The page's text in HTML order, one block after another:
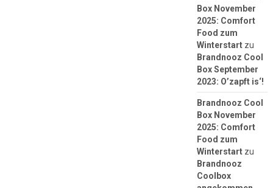
Box November
2025: Comfort
Food zum
Winterstartzu
Brandnooz Cool
Box September
2023: O’zapft is‘!
Brandnooz Cool
Box November
2025: Comfort
Food zum
Winterstartzu
Brandnooz
Coolbox